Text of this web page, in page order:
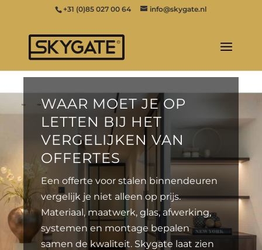
+31 (0)85 027 00 64 info@skygate.nl
WAAR MOET JE OP
LETTEN BIJ HET
VERGELIJKEN VAN
OFFERTES
Een offerte voor stalen binnendeuren
vergelijk je niet alleen op prijs.
Materiaal, maatwerk, glas, afwerking,
systemen en montage bepalen
samen de kwaliteit. Skygate laat zien